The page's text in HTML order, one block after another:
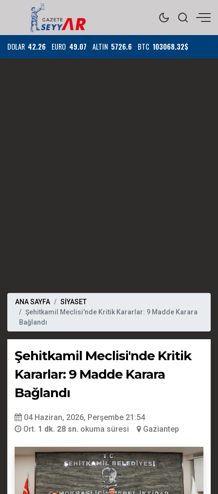
DOLAR 42.26 EURO 49.07 ALTIN 5726.6 BTC 103068.32$
ANA SAYFA
SİYASET
Şehitkamil Meclisi'nde Kritik Kararlar: 9 Madde Karara
Bağlandı
Şehitkamil Meclisi'nde Kritik
Kararlar: 9 Madde Karara
Bağlandı
04 Haziran, 2026, Perşembe 21:54
Ort. 1 dk. 28 sn. okuma süresi Gaziantep